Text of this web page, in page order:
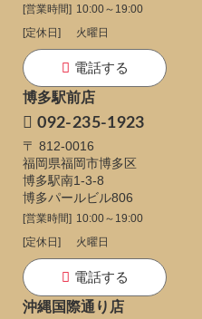
[営業時間] 10:00～19:00
[定休日]
火曜日
電話する
博多駅前店
092-235-1923
〒 812-0016
福岡県福岡市博多区
博多駅南1-3-8
博多パールビル806
[営業時間] 10:00～19:00
[定休日]
火曜日
電話する
沖縄国際通り店